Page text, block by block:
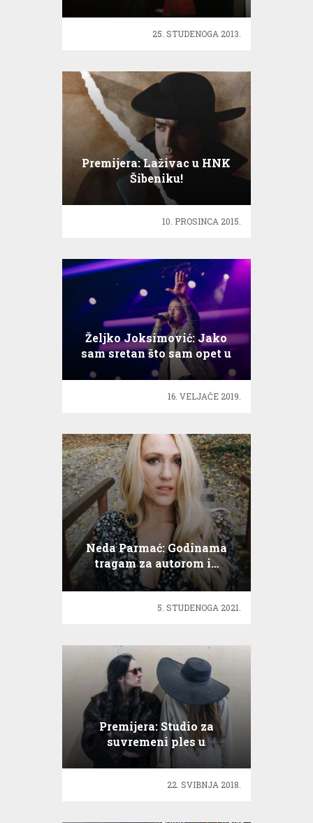
25. STUDENOGA 2013.
Premijera: Laživac u HNK
Šibeniku!
10. PROSINCA 2015.
Željko Joksimović: Jako
sam sretan što sam opet u
Zagrebu
16. VELJAČE 2019.
Neda Parmać: Godinama
tragam za autorom i…
5. STUDENOGA 2021.
Premijera: Studio za
suvremeni ples u
Histrionskom domu
22. SVIBNJA 2018.